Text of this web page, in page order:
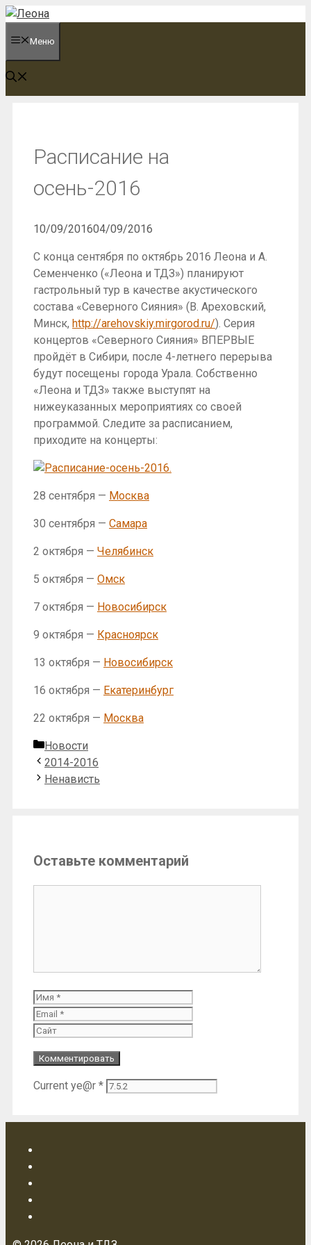
Перейти
содержимому
Меню
Расписание на
осень-2016
10/09/201604/09/2016
С конца сентября по октябрь 2016 Леона и А.
Семенченко («Леона и ТДЗ») планируют
гастрольный тур в качестве акустического
состава «Северного Сияния» (В. Ареховский,
Минск, http://arehovskiy.mirgorod.ru/). Серия
концертов «Северного Сияния» ВПЕРВЫЕ
пройдёт в Сибири, после 4-летнего перерыва
будут посещены города Урала. Собственно
«Леона и ТДЗ» также выступят на
нижеуказанных мероприятиях со своей
программой. Следите за расписанием,
приходите на концерты:
28 сентября — Москва
30 сентября — Самара
2 октября — Челябинск
5 октября — Омск
7 октября — Новосибирск
9 октября — Красноярск
13 октября — Новосибирск
16 октября — Екатеринбург
22 октября — Москва
Рубрики
Новости
2014-2016
Ненависть
Оставьте комментарий
Имя
Current ye@r *